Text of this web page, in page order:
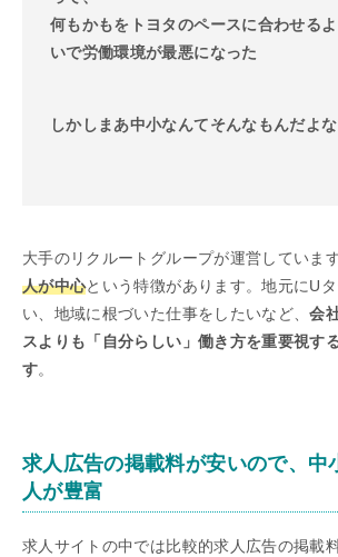
何もかもをトヨタのペースに合わせる
いで労働環境が最悪になった
しかしまあ中小なんてそんなもんだよな
大手のリクルートグループが運営しています
人が中心という特徴があります。地元にU
い、地域に根づいた仕事をしたいなど、会
スよりも「自分らしい」働き方を重要視す
す。
求人広告の掲載料が安いので、中
人が豊富
求人サイトの中では比較的求人広告の掲載